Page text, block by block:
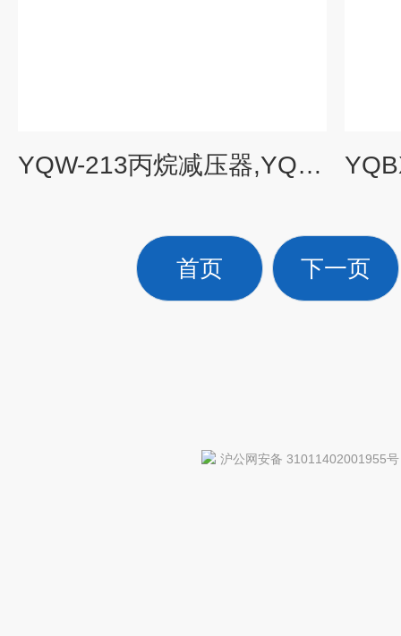
YQW-213丙烷减压器,YQW-213,YQW213
首页 下一页
沪公网安备 31011402001955号